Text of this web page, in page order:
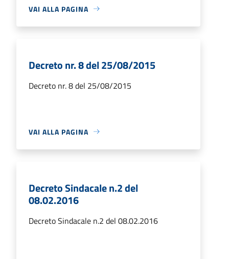
VAI ALLA PAGINA
Decreto nr. 8 del 25/08/2015
Decreto nr. 8 del 25/08/2015
VAI ALLA PAGINA
Decreto Sindacale n.2 del
08.02.2016
Decreto Sindacale n.2 del 08.02.2016